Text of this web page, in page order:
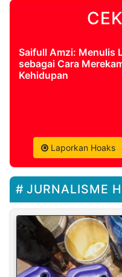
Saifull Amzi: Menulis
sebagai Cara
Kehidupan
Laporkan Hoaks
JURNALISME